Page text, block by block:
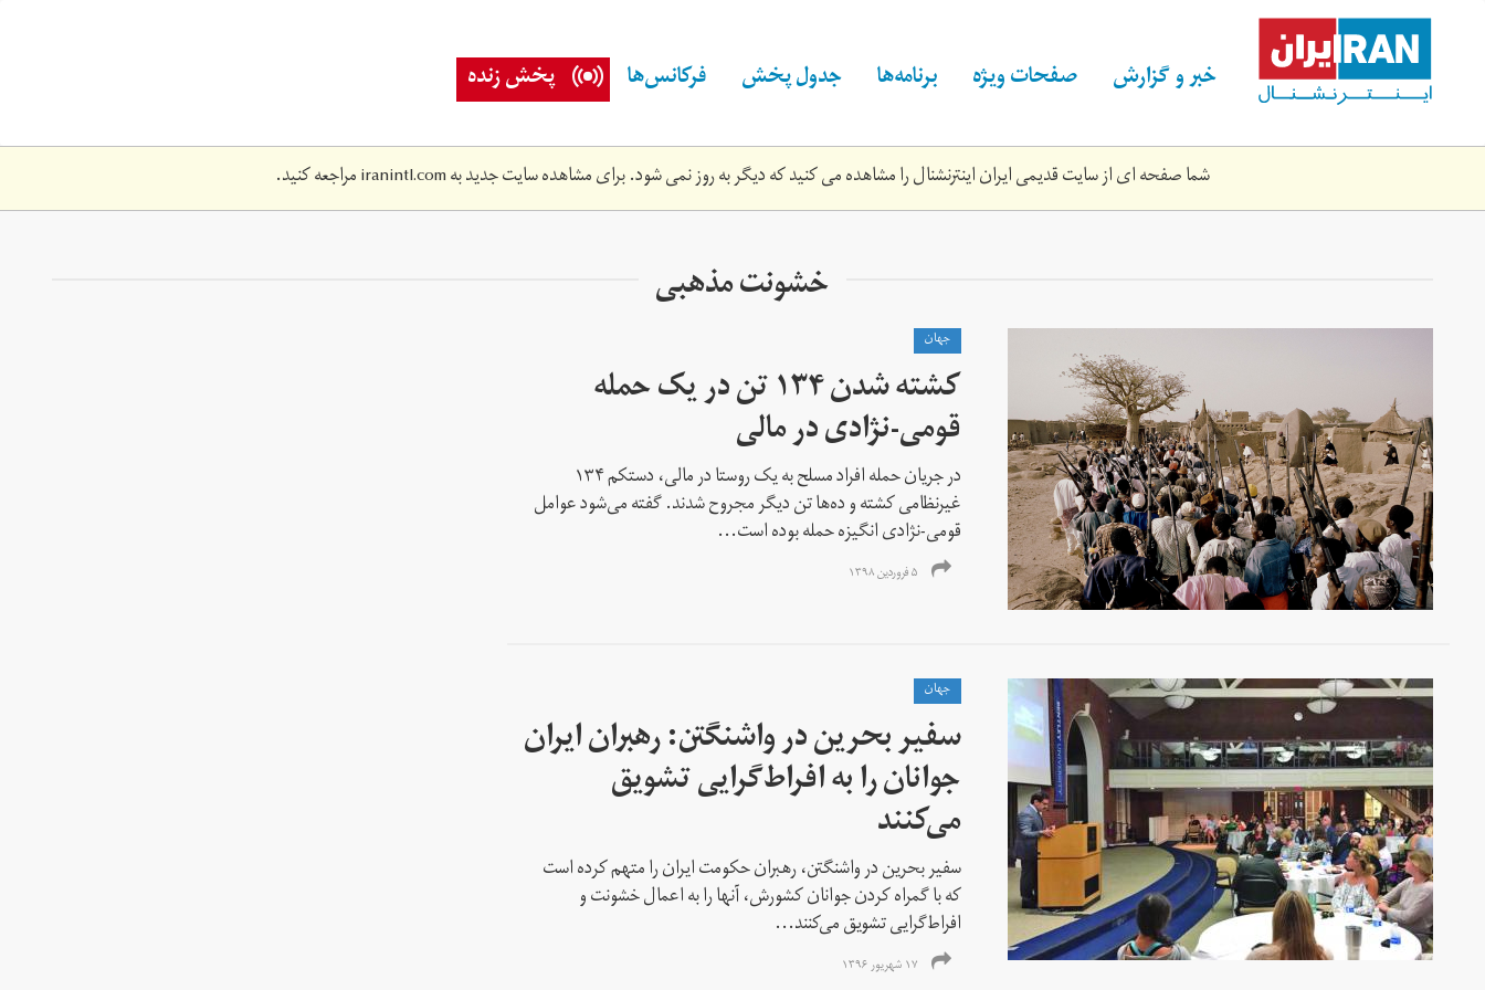
content خبر و گزارش صفحات ویژه برنامه‌ها جدول پخش فرکانس‌ها پخش زنده
شما صفحه ای از سایت قدیمی ایران اینترنشنال را مشاهده می کنید که دیگر به روز نمی شود. برای مشاهده سایت جدید بهiranintl.comمراجعه کنید.
خشونت مذهبی
جهان
کشته شدن ۱۳۴ تن در یک حمله
قومی-نژادی در مالی
در جریان حمله افراد مسلح به یک روستا در مالی، دستکم ۱۳۴
غیرنظامی کشته و ده‌ها تن دیگر مجروح شدند. گفته می‌شود عوامل
قومی-نژادی انگیزه حمله بوده است...
۵ فروردین ۱۳۹۸
جهان
سفیر بحرین در واشنگتن: رهبران ایران
جوانان را به افراط‌گرایی تشویق
می‌کنند
سفیر بحرین در واشنگتن، رهبران حکومت ایران را متهم کرده است
که با گمراه کردن جوانان کشورش، آنها را به اعمال خشونت و
افراط‌گرایی تشویق می‌کنند...
۱۷ شهریور ۱۳۹۶